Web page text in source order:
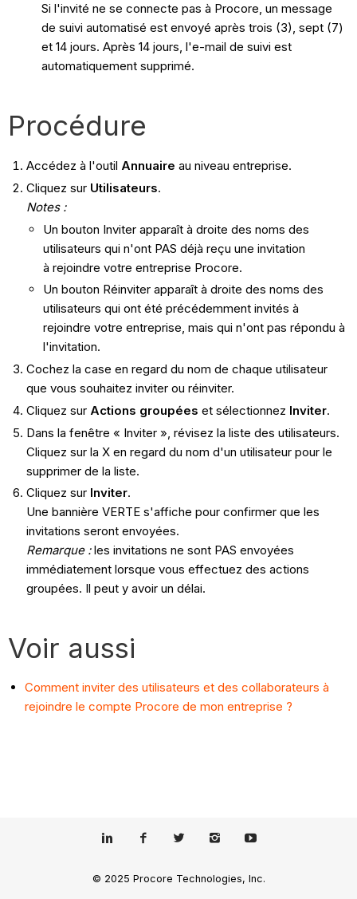
Si l'invité ne se connecte pas à Procore, un message
de suivi automatisé est envoyé après trois (3), sept (7)
et 14 jours. Après 14 jours, l'e-mail de suivi est
automatiquement supprimé.
Procédure
Accédez à l'outil Annuaire au niveau entreprise.
Cliquez sur Utilisateurs.
Notes :
Un bouton Inviter apparaît à droite des noms des
utilisateurs qui n'ont PAS déjà reçu une invitation
à rejoindre votre entreprise Procore.
Un bouton Réinviter apparaît à droite des noms des
utilisateurs qui ont été précédemment invités à
rejoindre votre entreprise, mais qui n'ont pas répondu à
l'invitation.
Cochez la case en regard du nom de chaque utilisateur
que vous souhaitez inviter ou réinviter.
Cliquez sur Actions groupées et sélectionnez Inviter.
Dans la fenêtre « Inviter », révisez la liste des utilisateurs.
Cliquez sur la X en regard du nom d'un utilisateur pour le
supprimer de la liste.
Cliquez sur Inviter.
Une bannière VERTE s'affiche pour confirmer que les
invitations seront envoyées.
Remarque :les invitations ne sont PAS envoyées
immédiatement lorsque vous effectuez des actions
groupées. Il peut y avoir un délai.
Voir aussi
Comment inviter des utilisateurs et des collaborateurs à
rejoindre le compte Procore de mon entreprise ?
© 2025 Procore Technologies, Inc.